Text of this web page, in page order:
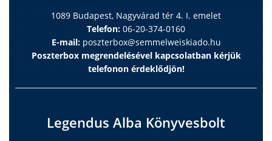
1089 Budapest, Nagyvárad tér 4. I. emelet
Telefon: 06-20-374-0160
E-mail: poszterbox@semmelweiskiado.hu
Poszterbox megrendelésével kapcsolatban kérjük
telefonon érdeklődjön!
Legendus Alba Könyvesbolt